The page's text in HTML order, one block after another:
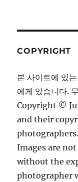
COPYRIGHT
본 사이트에 있
에게 있습니다.
Copyright ©
and their
photographers.
Images are
without the
photographer